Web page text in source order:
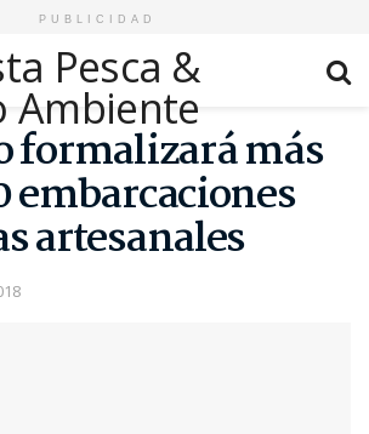
PUBLICIDAD
formalizará más
embarcaciones
artesanales